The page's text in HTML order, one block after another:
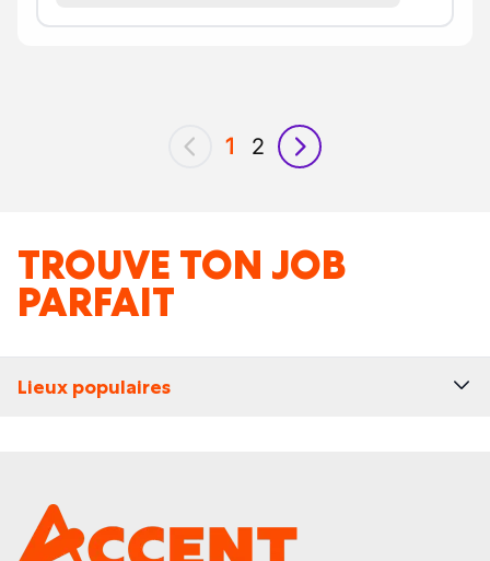
précédent
1 2
suivant
TROUVE TON JOB
PARFAIT
Lieux populaires